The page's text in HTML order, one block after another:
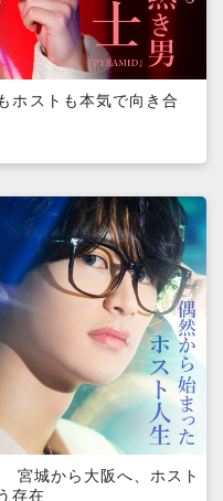
ホストも本気で向き合
宮城から大阪へ、ホスト
存在